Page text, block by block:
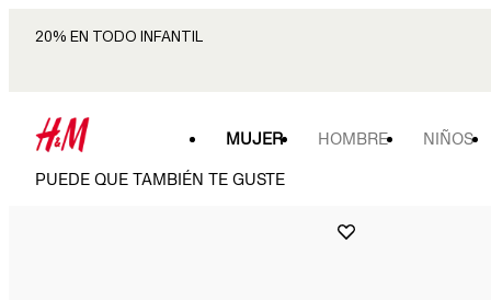
20% EN TODO INFANTIL
MUJER HOMBRE NIÑOS
PUEDE QUE TAMBIÉN TE GUSTE